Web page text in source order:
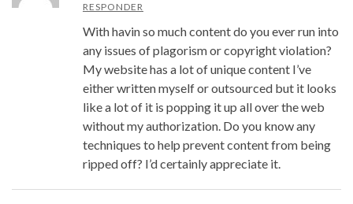
RESPONDER
With havin so much content do you ever run into
any issues of plagorism or copyright violation?
My website has a lot of unique content I’ve
either written myself or outsourced but it looks
like a lot of it is popping it up all over the web
without my authorization. Do you know any
techniques to help prevent content from being
ripped off? I’d certainly appreciate it.